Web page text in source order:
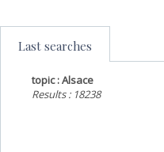
Last searches
topic : Alsace
Results : 18238